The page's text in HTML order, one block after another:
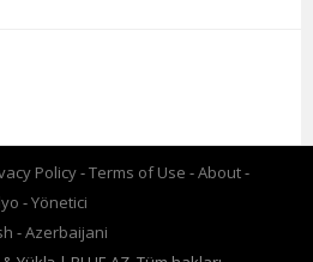
Policy Terms of Use
About
Yönetici
Azerbaijani